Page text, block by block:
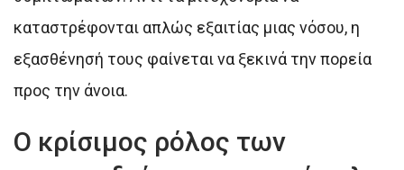
καταστρέφονται απλώς εξαιτίας μιας νόσου, η
εξασθένησή τους φαίνεται να ξεκινά την πορεία
προς την άνοια.
Ο κρίσιμος ρόλος των